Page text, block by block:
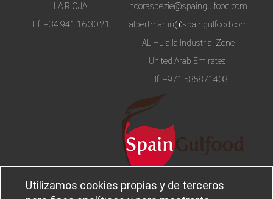
LA RIOJA
Tlf.+34 941 16 30 21
nooraspezie@spaingulfood.com
albertmartin@spaingulfood.com
AL Hulaila Industrial Zone
United Arab Emirates
Tlf. +971 585871408
Utilizamos cookies propias y de terceros
Sobre
Aviso legal